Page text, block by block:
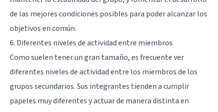
de las mejores condiciones posibles para poder alcanzar los
objetivos en común.
6. Diferentes niveles de actividad entre miembros
Como suelen tener un gran tamaño, es frecuente ver
diferentes niveles de actividad entre los miembros de los
grupos secundarios. Sus integrantes tienden a cumplir
papeles muy diferentes y actuar de manera distinta en